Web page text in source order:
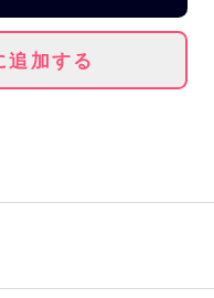
追加する
グを記念したオ